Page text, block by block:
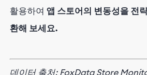
활용하여 앱 스토어의 변동성을 전
환해 보세요.
데이터 출처: FoxData Store